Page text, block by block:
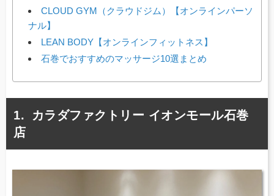
CLOUD GYM（クラウドジム）【オンラインパーソ
ナル】
LEAN BODY【オンラインフィットネス】
石巻でおすすめのマッサージ10選まとめ
カラダファクトリー イオンモール石巻
店